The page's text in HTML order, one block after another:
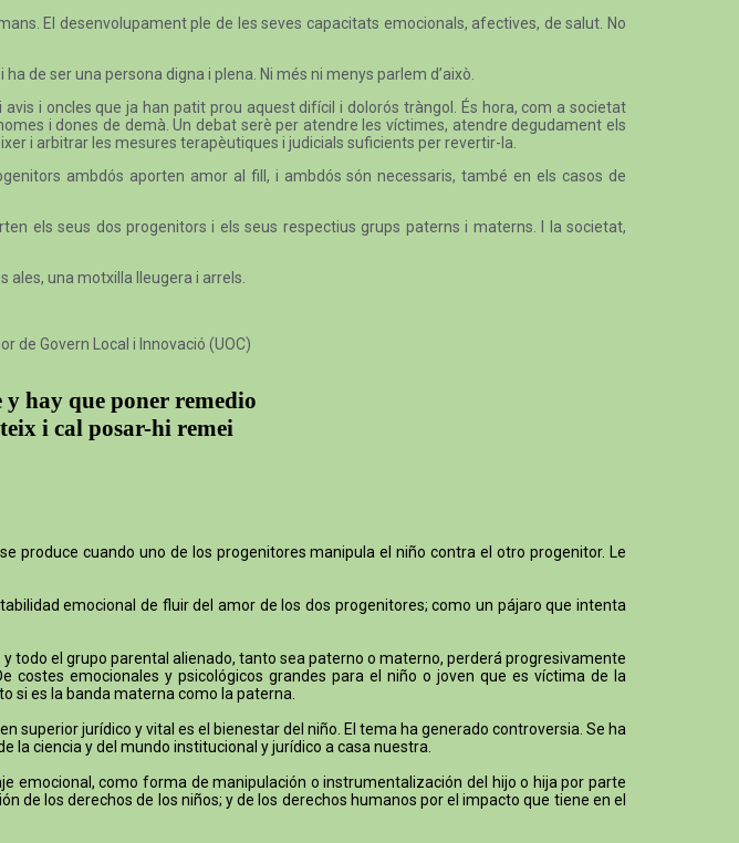
El desenvolupament ple de les seves capacitats emocionals, afectives, de salut. No
de ser una persona digna i plena. Ni més ni menys parlem d’això.
i oncles que ja han patit prou aquest difícil i dolorós tràngol. És hora, com a societat
i dones de demà. Un debat serè per atendre les víctimes, atendre degudament els
i arbitrar les mesures terapèutiques i judicials suficients per revertir-la.
ambdós aporten amor al fill, i ambdós són necessaris, també en els casos de
els seus dos progenitors i els seus respectius grups paterns i materns. I la societat,
ales, una motxilla lleugera i arrels.
de Govern Local i Innovació (UOC)
hay que poner remedio
i cal posar-hi remei
produce cuando uno de los progenitores manipula el niño contra el otro progenitor. Le
emocional de fluir del amor de los dos progenitores; como un pájaro que intenta
todo el grupo parental alienado, tanto sea paterno o materno, perderá progresivamente
emocionales y psicológicos grandes para el niño o joven que es víctima de la
si es la banda materna como la paterna.
superior jurídico y vital es el bienestar del niño. El tema ha generado controversia. Se ha
la ciencia y del mundo institucional y jurídico a casa nuestra.
emocional, como forma de manipulación o instrumentalización del hijo o hija por parte
los derechos de los niños; y de los derechos humanos por el impacto que tiene en el